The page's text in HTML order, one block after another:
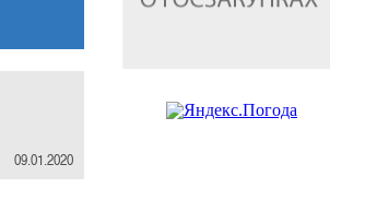
09.01.2020